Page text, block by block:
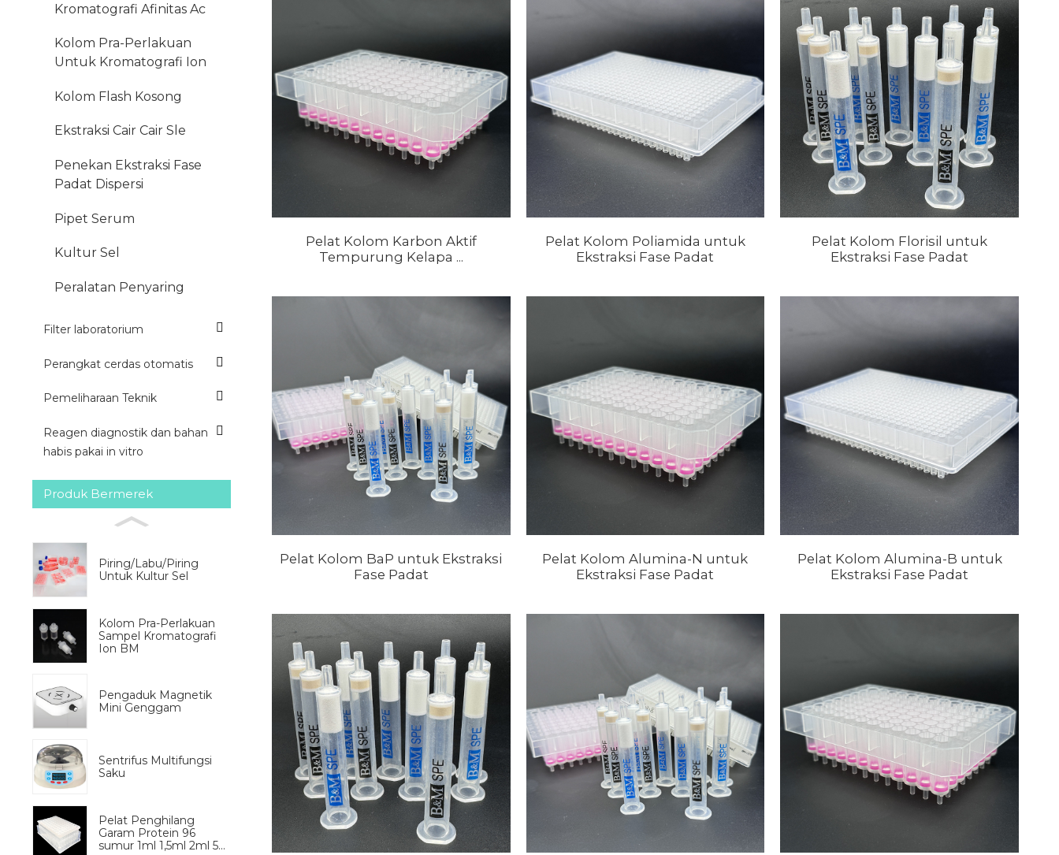
Kromatografi Afinitas Ac
Kolom Pra-Perlakuan
Untuk Kromatografi Ion
Kolom Flash Kosong
Ekstraksi Cair Cair Sle
Penekan Ekstraksi Fase
Padat Dispersi
Pipet Serum
Kultur Sel
Peralatan Penyaring
Filter laboratorium
Perangkat cerdas otomatis
Pemeliharaan Teknik
Reagen diagnostik dan bahan
habis pakai in vitro
Produk Bermerek
Piring/Labu/Piring
Untuk Kultur Sel
Kolom Pra-Perlakuan
Sampel Kromatografi
Ion BM
Pengaduk Magnetik
Mini Genggam
Sentrifus Multifungsi
Saku
Pelat Penghilang
Garam Protein 96
sumur 1ml 1,5ml 2ml 5...
Pelat Kolom Karbon Aktif
Tempurung Kelapa ...
Pelat Kolom Poliamida untuk
Ekstraksi Fase Padat
Pelat Kolom Florisil untuk
Ekstraksi Fase Padat
Pelat Kolom BaP untuk Ekstraksi
Fase Padat
Pelat Kolom Alumina-N untuk
Ekstraksi Fase Padat
Pelat Kolom Alumina-B untuk
Ekstraksi Fase Padat